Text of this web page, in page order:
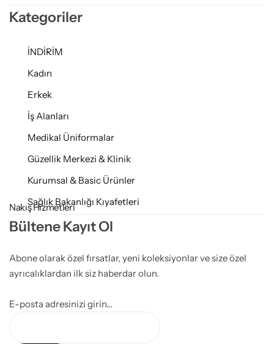
Kategoriler
İNDİRİM
Kadın
Erkek
İş Alanları
Medikal Üniformalar
Güzellik Merkezi & Klinik
Kurumsal & Basic Ürünler
Sağlık Bakanlığı Kıyafetleri
Nakış Hizmetleri
Bültene Kayıt Ol
Abone olarak özel fırsatlar, yeni koleksiyonlar ve size özel
ayrıcalıklardan ilk siz haberdar olun.
E-posta adresinizi girin...